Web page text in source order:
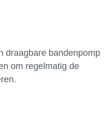
draagbare bandenpomp
om regelmatig de